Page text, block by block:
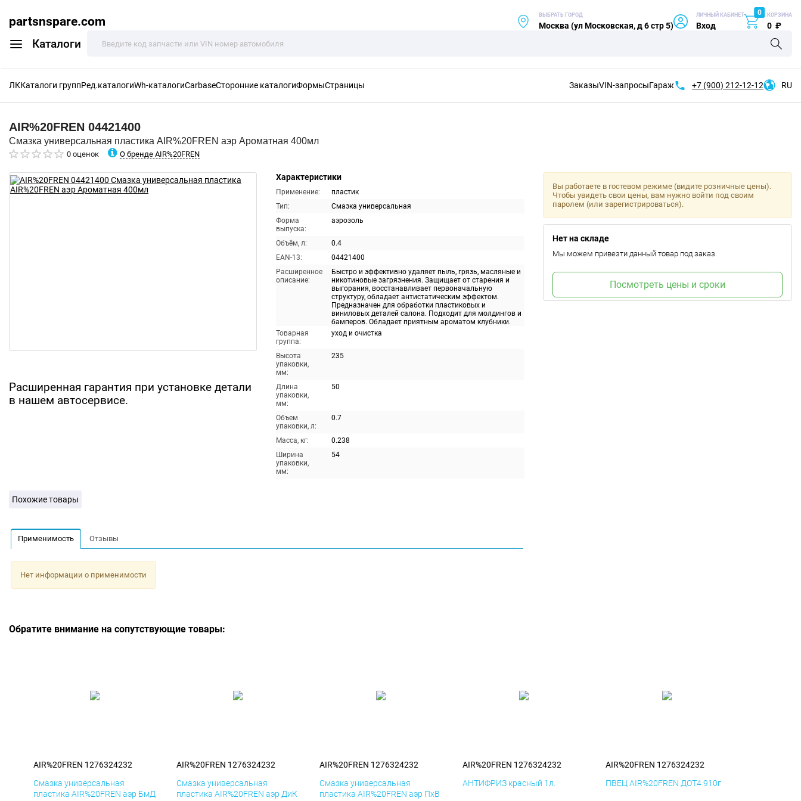
partsnspare.com
Каталоги
ВЫБРАТЬ ГОРОД
Москва (ул Московская, д 6 стр 5)
ЛИЧНЫЙ КАБИНЕТ
Вход
0 КОРЗИНА
0 ₽
ЛККаталоги группРед.каталогиWh-каталогиCarbaseСторонние каталогиФормыСтраницы ЗаказыVIN-запросыГараж +7 (900) 212-12-12 RU
AIR%20FREN 04421400
Смазка универсальная пластика AIR%20FREN аэр Ароматная 400мл
0 оценок О бренде AIR%20FREN
Расширенная гарантия при установке детали
в нашем автосервисе.
Характеристики
Применение:
пластик
Тип:
Смазка универсальная
Форма
выпуска:
аэрозоль
Объём, л:
0.4
EAN-13:
04421400
Расширенное
описание:
Быстро и эффективно удаляет пыль, грязь, масляные и
никотиновые загрязнения. Защищает от старения и
выгорания, восстанавливает первоначальную
структуру, обладает антистатическим эффектом.
Предназначен для обработки пластиковых и
виниловых деталей салона. Подходит для молдингов и
бамперов. Обладает приятным ароматом клубники.
Товарная
группа:
уход и очистка
Высота
упаковки,
мм:
235
Длина
упаковки,
мм:
50
Объем
упаковки, л:
0.7
Масса, кг:
0.238
Ширина
упаковки,
мм:
54
Вы работаете в гостевом режиме (видите розничные цены).
Чтобы увидеть свои цены, вам нужно войти под своим
паролем (или зарегистрироваться).
Нет на складе
Мы можем привезти данный товар под заказ.
Посмотреть цены и сроки
Похожие товары
Применимость Отзывы
Нет информации о применимости
Обратите внимание на сопутствующие товары:
AIR%20FREN 1276324232
Смазка универсальная
пластика AIR%20FREN аэр БмД
AIR%20FREN 1276324232
Смазка универсальная
пластика AIR%20FREN аэр ДиК
AIR%20FREN 1276324232
Смазка универсальная
пластика AIR%20FREN аэр ПхВ
AIR%20FREN 1276324232
АНТИФРИЗ красный 1л.
AIR%20FREN 1276324232
ПВЕЦ AIR%20FREN ДОТ4 910г